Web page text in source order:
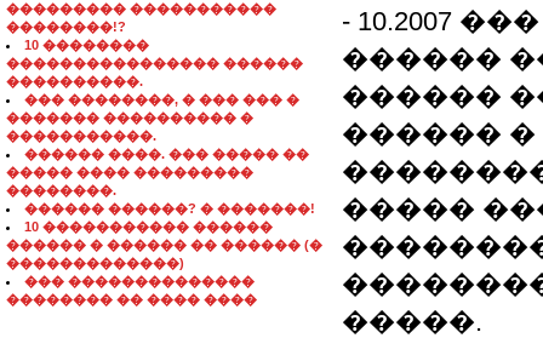
��������� �����������
��������!?
10 ��������
���������������� ������
����������.
��� ��������, � ��� ��� �
������� ���������� �
�����������.
������ ����. ��� ����� ��
����� ���� ���������
��������.
������ ������? � �������!
10 ����������� ������
������ � ������ �� ������ (�
�������������)
��� ��������������
�������� �� ���� ����
- 10.2007 ���
������
������
������ �
�����
��������
�����.